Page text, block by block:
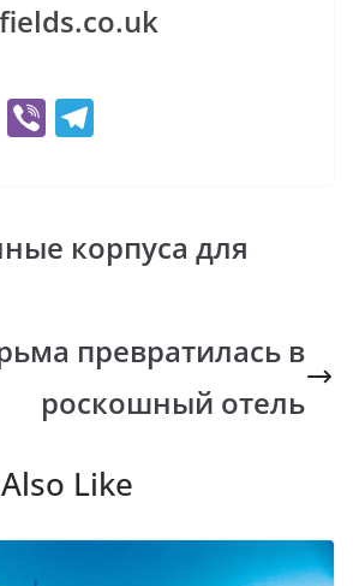
C Vi
gr
a
корпуса для
превратилась в
роскошный отель
Like